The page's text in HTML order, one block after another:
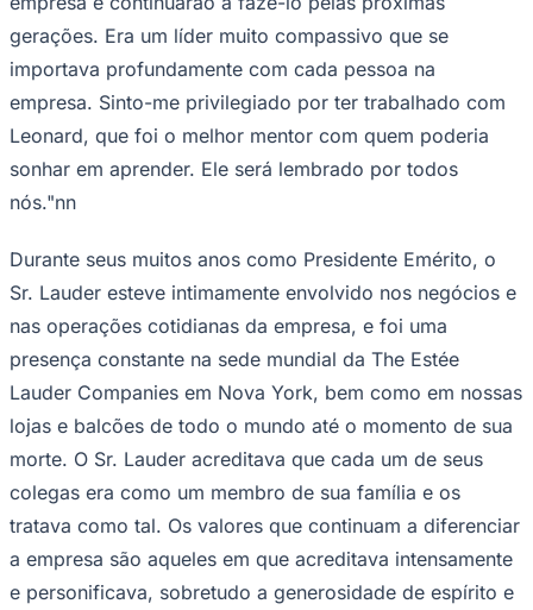
Palmeiras
gerações. Era um líder muito compassivo que se
importava profundamente com cada pessoa na
empresa. Sinto-me privilegiado por ter trabalhado com
Leonard, que foi o melhor mentor com quem poderia
sonhar em aprender. Ele será lembrado por todos
nós."nn
Durante seus muitos anos como Presidente Emérito, o
Sr. Lauder esteve intimamente envolvido nos negócios e
nas operações cotidianas da empresa, e foi uma
presença constante na sede mundial da The Estée
Lauder Companies em Nova York, bem como em nossas
lojas e balcões de todo o mundo até o momento de sua
morte. O Sr. Lauder acreditava que cada um de seus
colegas era como um membro de sua família e os
tratava como tal. Os valores que continuam a diferenciar
a empresa são aqueles em que acreditava intensamente
e personificava, sobretudo a generosidade de espírito e